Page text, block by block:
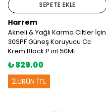
SEPETE EKLE
Harrem
Akneli & Yağlı Karma Ciltler İçin
30SPF Güneş Koruyucu Cc
Krem Black P.int 50Ml
₺ 829.00
2.ÜRÜN 1TL